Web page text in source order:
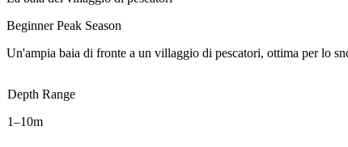
BeginnerPeak Season
Un'ampia baia di fronte a un villaggio di pescatori, ottima per lo
Depth Range
1–10m